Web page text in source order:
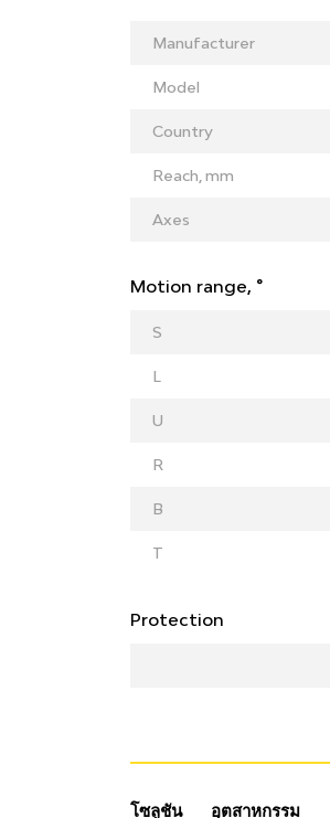
Manufacturer
Model
Country
Reach, mm
Axes
Motion range, °
S
L
U
R
B
T
Protection
โซลูชัน อุตสาหกรรม